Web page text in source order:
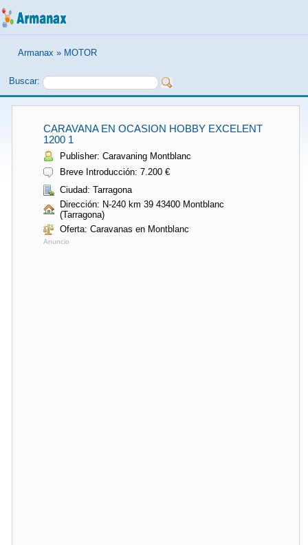
Armanax » MOTOR
Buscar:
CARAVANA EN OCASION HOBBY EXCELENT
1200 1
Publisher: Caravaning Montblanc
Breve Introducción: 7.200 €
Ciudad: Tarragona
Dirección: N-240 km 39 43400 Montblanc
(Tarragona)
Oferta: Caravanas en Montblanc
Anuncio